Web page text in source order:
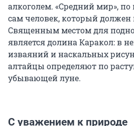
алкоголем. «Средний мир», по
сам человек, который
Священным местом для
является долина Каракол: в
изваяний и наскальных
алтайцы определяют по
убывающей луне.
С уважением к природе